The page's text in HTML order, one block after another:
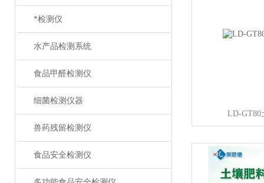
*检测仪
水产品检测系统
食品甲醛检测仪
细菌检测仪器
兽药残留检测仪
食品安全检测仪
LD-GT80